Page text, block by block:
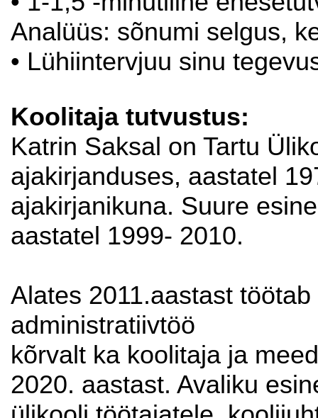
Analüüs: sõnumi selgus,
• Lühiintervjuu sinu
Koolitaja tutvustus:
Katrin Saksal on Tartu
ajakirjanduses, aastatel
ajakirjanikuna. Suure
aastatel 1999- 2010.
Alates 2011.aastast
administratiivtöö
kõrvalt ka koolitaja ja
2020. aastast. Avaliku